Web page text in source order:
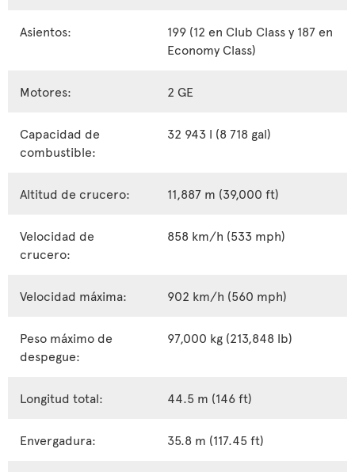
Asientos:
199 (12 en Club Class y 187 en
Economy Class)
Motores: 2 GE
Capacidad de
combustible:
32 943 l (8 718 gal)
Altitud de crucero: 11,887 m (39,000 ft)
Velocidad de
crucero:
858 km/h (533 mph)
Velocidad máxima: 902 km/h (560 mph)
Peso máximo de
despegue:
97,000 kg (213,848 lb)
Longitud total: 44.5 m (146 ft)
Envergadura: 35.8 m (117.45 ft)